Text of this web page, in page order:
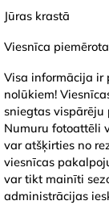
vieta Viesnīca
Jūras krastā
Viesnīca
Visa informācija ir
nolūkiem!
sniegtas
Numuru fotoattēli
var atšķirties no
viesnīcas
var tikt mainīti
administrācijas